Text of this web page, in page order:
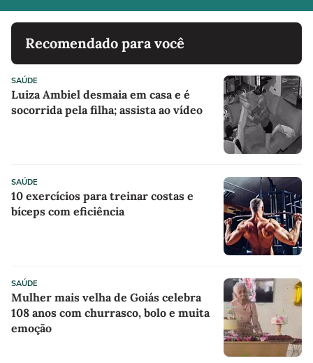
Recomendado para você
SAÚDE
Luiza Ambiel desmaia em casa e é
socorrida pela filha; assista ao vídeo
SAÚDE
10 exercícios para treinar costas e
bíceps com eficiência
SAÚDE
Mulher mais velha de Goiás celebra
108 anos com churrasco, bolo e muita
emoção